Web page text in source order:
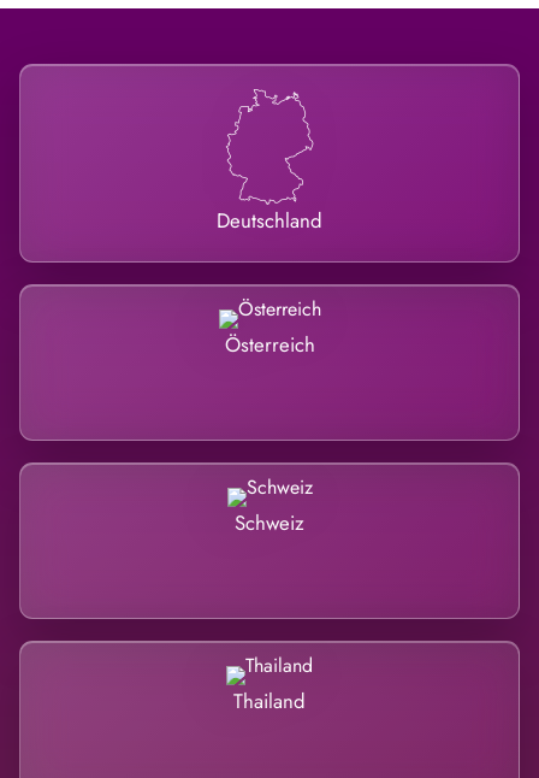
Deutschland
Österreich
Schweiz
Thailand